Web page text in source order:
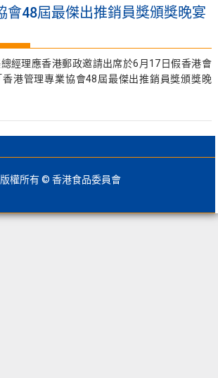
會48屆最傑出推銷員獎頒獎晚宴
經理應香港郵政邀請出席於6月17日假香港會
港管理專業協會48屆最傑出推銷員獎頒獎晚
版權所有 © 香港食品委員會